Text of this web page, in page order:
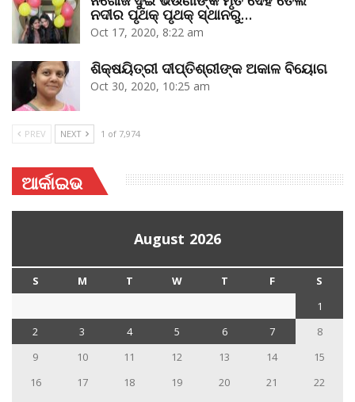
ନଦୀର ପୃଥକ୍‌ ପୃଥକ୍‌ ସ୍ଥାନରୁ…
Oct 17, 2020, 8:22 am
ଶିକ୍ଷୟିତ୍ରୀ ଦୀପ୍ତିଶ୍ରୀଙ୍କ ଅକାଳ ବିୟୋଗ
Oct 30, 2020, 10:25 am
PREV NEXT 1 of 7,974
ଆର୍କାଇଭ
August 2026
S M T W T F
S
1
2
3 4 5 6 7
8
9
10 11 12 13 14
15
16
17 18 19 20 21
22